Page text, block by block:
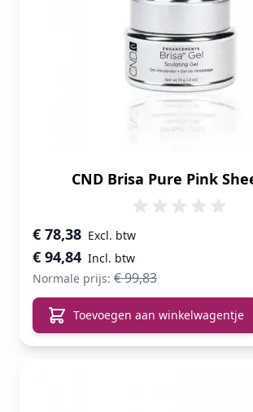
CND Brisa Pure Pink
Speciale prijs
€ 94,84
€ 78,38
Normale prijs: € 99,83
Toevoegen aan winkelwagentje